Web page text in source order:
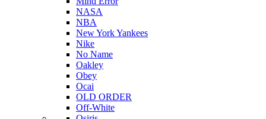
NASA
NBA
New York Yankees
Nike
No Name
Oakley
Obey
Ocai
OLD ORDER
Off-White